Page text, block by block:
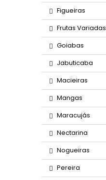
Figueiras
Frutas Variadas
Goiabas
Jabuticaba
Macieiras
Mangas
Maracujás
Nectarina
Nogueiras
Pereira